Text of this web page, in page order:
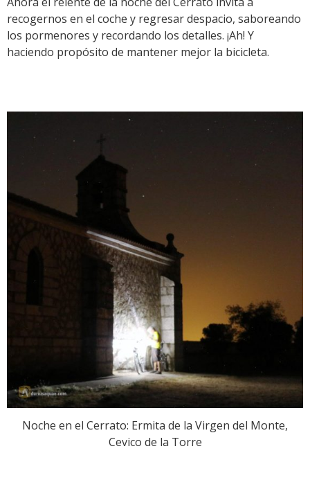
recogernos en el coche y regresar despacio, saboreando
los pormenores y recordando los detalles. ¡Ah! Y
haciendo propósito de mantener mejor la bicicleta.
Noche en el Cerrato: Ermita de la Virgen del Monte,
Cevico de la Torre